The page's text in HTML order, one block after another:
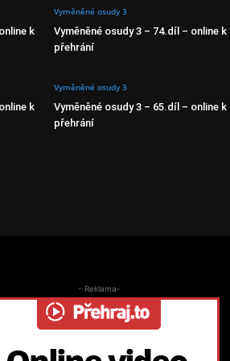
k
Vyměněné osudy 3
Vyměněné osudy 3 – 74.díl – online k
přehrání
k
Vyměněné osudy 3
Vyměněné osudy 3 – 65.díl – online k
přehrání
- Reklama-